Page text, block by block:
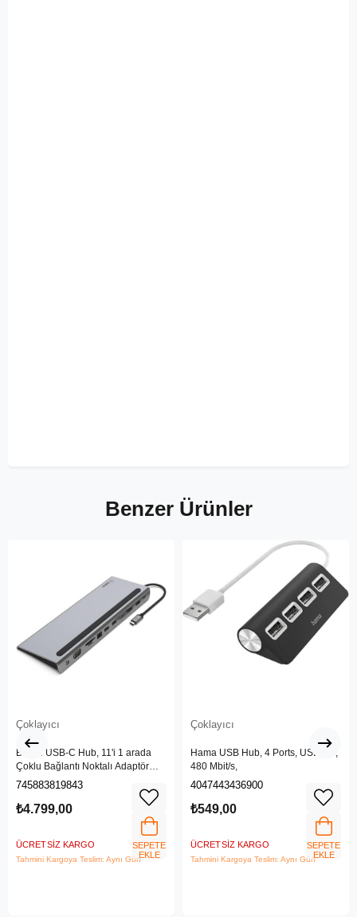
Benzer Ürünler
Çoklayıcı
Belkin USB-C Hub, 11'i 1 arada
Çoklu Bağlantı Noktalı Adaptör
Yuvası, 4K HDMI, DisplayPort,
Cihazdan Şarj Etmek İçin, 3x USB
A, Gigabit Ethernet, SD, MicroSD,
745883819843
₺4.799,00
ÜCRETSIZ KARGO
Tahmini Kargoya Teslim: Aynı Gün
SEPETE
EKLE
Çoklayıcı
Hama USB Hub, 4 Ports, USB 2.0,
480 Mbit/s,
4047443436900
₺549,00
ÜCRETSIZ KARGO
Tahmini Kargoya Teslim: Aynı Gün
SEPETE
EKLE